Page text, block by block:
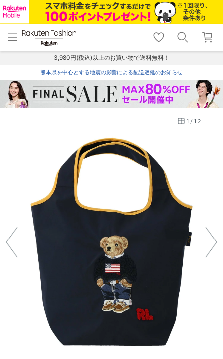
menu home
トップ
shopping_cart lock_outline
ログイン
3,980円(税込)以上のお買い物で送料無料！
熊本県を中心とする地震の影響による配送遅延のお知らせ
1/12